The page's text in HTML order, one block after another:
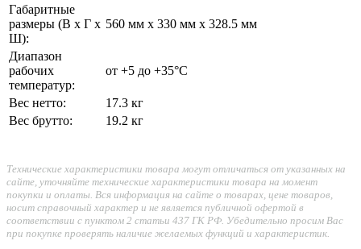
Габаритные
размеры (В х Г х
Ш):
560 мм х 330 мм х 328.5 мм
Диапазон
рабочих
температур:
от +5 до +35°С
Вес нетто:
17.3 кг
Вес брутто:
19.2 кг
Технические характеристики товара могут отличаться от указанных на
сайте, уточняйте технические характеристики товара на момент
покупки и оплаты. Вся информация на сайте о товарах, цене товаров,
носит справочный характер и не является публичной офертой в
соответствии с пунктом 2 статьи 437 ГК РФ. Убедительно просим Вас
при покупке проверять наличие желаемых функций и характеристик.